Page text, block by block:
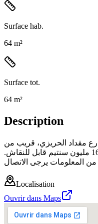
Surface hab.
64 m²
Surface tot.
64 m²
Description
مقداد الحريزي، قريب من
الأسواق والمحلات والمساجد الثمن 160 مليون سنتيم قابل للنقاش.
Localisation
Ouvrir dans Maps